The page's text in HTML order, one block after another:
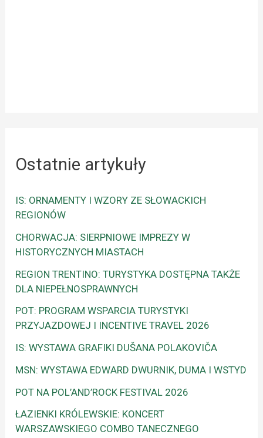
Ostatnie artykuły
IS: ORNAMENTY I WZORY ZE SŁOWACKICH
REGIONÓW
CHORWACJA: SIERPNIOWE IMPREZY W
HISTORYCZNYCH MIASTACH
REGION TRENTINO: TURYSTYKA DOSTĘPNA TAKŻE
DLA NIEPEŁNOSPRAWNYCH
POT: PROGRAM WSPARCIA TURYSTYKI
PRZYJAZDOWEJ I INCENTIVE TRAVEL 2026
IS: WYSTAWA GRAFIKI DUŠANA POLAKOVIČA
MSN: WYSTAWA EDWARD DWURNIK, DUMA I WSTYD
POT NA POL’AND’ROCK FESTIVAL 2026
ŁAZIENKI KRÓLEWSKIE: KONCERT
WARSZAWSKIEGO COMBO TANECZNEGO